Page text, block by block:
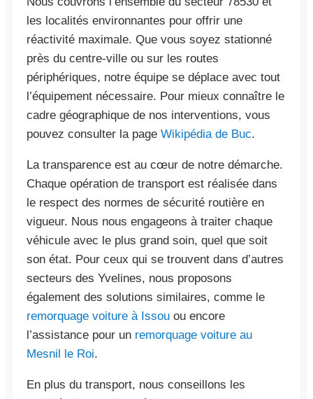
les localités environnantes pour offrir une
réactivité maximale. Que vous soyez stationné
près du centre-ville ou sur les routes
périphériques, notre équipe se déplace avec tout
l’équipement nécessaire. Pour mieux connaître le
cadre géographique de nos interventions, vous
pouvez consulter la page Wikipédia de Buc.
La transparence est au cœur de notre démarche.
Chaque opération de transport est réalisée dans
le respect des normes de sécurité routière en
vigueur. Nous nous engageons à traiter chaque
véhicule avec le plus grand soin, quel que soit
son état. Pour ceux qui se trouvent dans d’autres
secteurs des Yvelines, nous proposons
également des solutions similaires, comme le
remorquage voiture à Issou ou encore
l’assistance pour un remorquage voiture au
Mesnil le Roi.
En plus du transport, nous conseillons les